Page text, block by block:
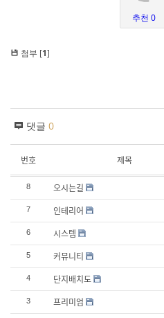
추천 0
첨부 [1]
댓글 0
번호 제목
8 오시는길
7 인테리어
6 시스템
5 커뮤니티
4 단지배치도
3 프리미엄